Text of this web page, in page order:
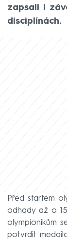
zapsali i
disciplínách.
Před startem
odhady až o 15
olympionikům
potvrdit